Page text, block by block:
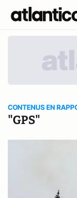
CONTENUS EN
"GPS"